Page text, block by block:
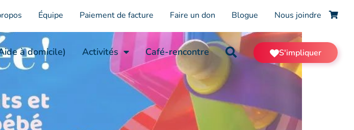
Équipe Paiement de facture Faire un don Blogue Nous joindre
à domicile) Activités Café-rencontre S'impliquer